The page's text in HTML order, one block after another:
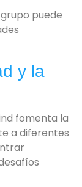
puede
y la
fomenta la
a diferentes